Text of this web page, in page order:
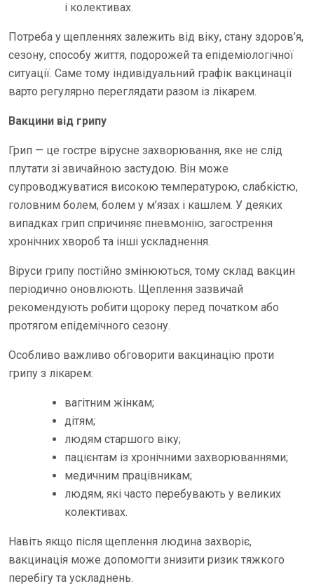
і колективах.
Потреба у щепленнях залежить від віку, стану здоров’я,
сезону, способу життя, подорожей та епідеміологічної
ситуації. Саме тому індивідуальний графік вакцинації
варто регулярно переглядати разом із лікарем.
Вакцини від грипу
Грип — це гостре вірусне захворювання, яке не слід
плутати зі звичайною застудою. Він може
супроводжуватися високою температурою, слабкістю,
головним болем, болем у м’язах і кашлем. У деяких
випадках грип спричиняє пневмонію, загострення
хронічних хвороб та інші ускладнення.
Віруси грипу постійно змінюються, тому склад вакцин
періодично оновлюють. Щеплення зазвичай
рекомендують робити щороку перед початком або
протягом епідемічного сезону.
Особливо важливо обговорити вакцинацію проти
грипу з лікарем:
вагітним жінкам;
дітям;
людям старшого віку;
пацієнтам із хронічними захворюваннями;
медичним працівникам;
людям, які часто перебувають у великих
колективах.
Навіть якщо після щеплення людина захворіє,
вакцинація може допомогти знизити ризик тяжкого
перебігу та ускладнень.